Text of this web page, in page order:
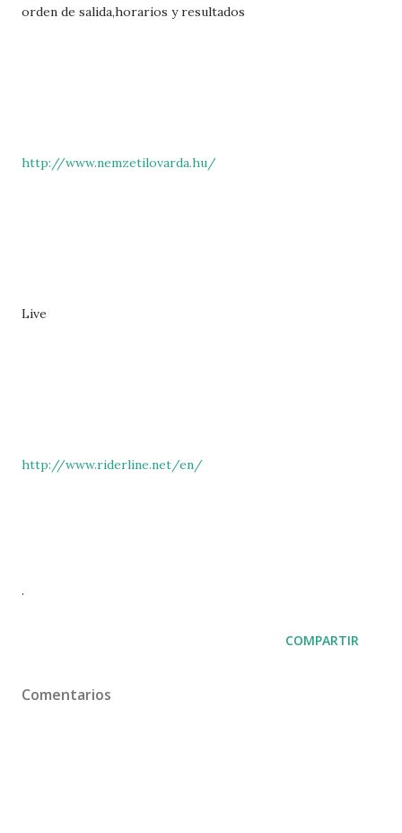
orden de salida,horarios y resultados
http://www.nemzetilovarda.hu/
Live
http://www.riderline.net/en/
.
COMPARTIR
Comentarios